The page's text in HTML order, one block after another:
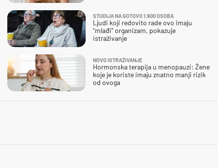
STUDIJA NA GOTOVO 1.900 OSOBA
Ljudi koji redovito rade ovo imaju
“mlađi” organizam, pokazuje
istraživanje
NOVO ISTRAŽIVANJE
Hormonska terapija u menopauzi: Žene
koje je koriste imaju znatno manji rizik
od ovoga